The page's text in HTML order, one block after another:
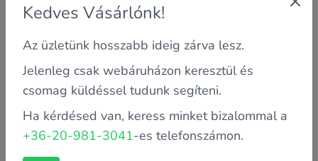
Adatmentés 15.900 ft-tól
Ne hagyd elveszni pótolhatatlan képeidet, videóidat!
Ezen szolgáltatásunk ára adatmennyiségtől függően
változhat. Által...
Kedves Vásárlónk!
Az üzletünk hosszabb ideig zárva lesz.
Jelenleg csak webáruházon keresztül és
csomag küldéssel tudunk segíteni.
Ha kérdésed van, keress minket bizalommal a
+36-20-981-3041-es telefonszámon.